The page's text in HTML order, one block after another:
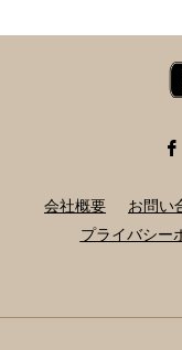
会社概要 お問い
プライバシー